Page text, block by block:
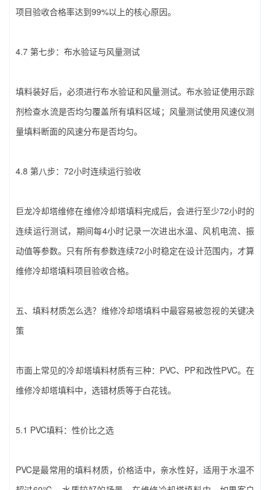
项目验收合格率达到99%以上的核心原因。
4.7 第七步：布水验证与风量测试
填料装好后，必须进行布水验证和风量测试。布水验证使用示踪
剂检查水流是否均匀覆盖所有填料区域；风量测试使用风速仪测
量填料断面的风速分布是否均匀。
4.8 第八步：72小时连续运行验收
巨龙冷却塔维修在‌维修冷却塔填料‌完成后，会进行至少72小时的
连续运行测试，期间每4小时记录一次进出水温、风机电流、振
动值等参数。只有所有参数连续72小时稳定在设计范围内，才算‌
维修冷却塔填料‌项目验收合格。
五、填料材质怎么选？‌维修冷却塔填料‌中最容易被忽视的关键决
策
市面上常见的冷却塔填料材质有三种：PVC、PP和改性PVC。在‌
维修冷却塔填料‌中，选错材质等于白花钱。
5.1 PVC填料：性价比之选
PVC是最常用的填料材质，价格适中，亲水性好，适用于水温不